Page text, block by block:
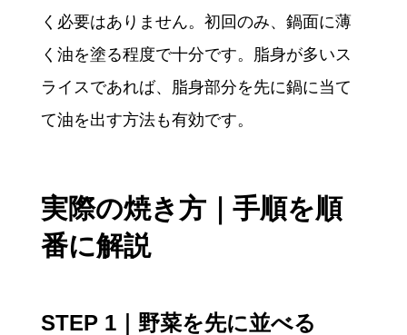
く必要はありません。初回のみ、鍋面に薄
く油を塗る程度で十分です。脂身が多いス
ライスであれば、脂身部分を先に鍋に当て
て油を出す方法も有効です。
実際の焼き方｜手順を順
番に解説
STEP 1｜野菜を先に並べる